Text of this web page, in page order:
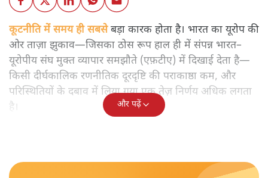
कूटनीति में समय ही सबसेबड़ा कारक होता है। भारत का यूरोप की
ओर ताज़ा झुकाव—जिसका ठोस रूप हाल ही में संपन्न भारत–
यूरोपीय संघ मुक्त व्यापार समझौते (एफ़टीए) में दिखाई देता है—
किसी दीर्घकालिक रणनीतिक दूरदृष्टि की पराकाष्ठा कम, और
परिस्थितियों के दबाव में लिया गया एक तेज़ निर्णय अधिक लगता
है।
और पढ़ें